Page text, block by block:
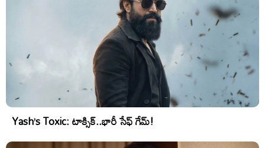
Yash’s Toxic: టాక్సిక్..భారీ సేఫ్ గేమ్!